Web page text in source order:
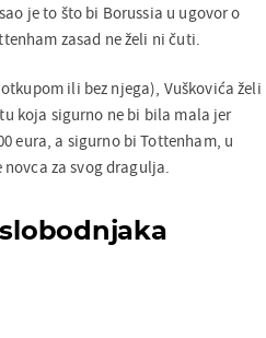
je to što bi Borussia u ugovor o
zasad ne želi ni čuti.
ili bez njega), Vuškovića želi
koja sigurno ne bi bila mala jer
eura, a sigurno bi Tottenham, u
za svog dragulja.